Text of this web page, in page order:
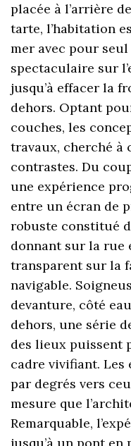
placée à l’arrière
tarte, l’habitation
mer avec pour
spectaculaire sur
jusqu’à effacer la
dehors. Optant
couches, les
travaux, cherché à
contrastes. Du
une expérience
entre un écran de
robuste constitué
donnant sur la rue
transparent sur la
navigable.
devanture, côté
dehors, une série
des lieux puissent
cadre vivifiant. Les
par degrés vers
mesure que
Remarquable,